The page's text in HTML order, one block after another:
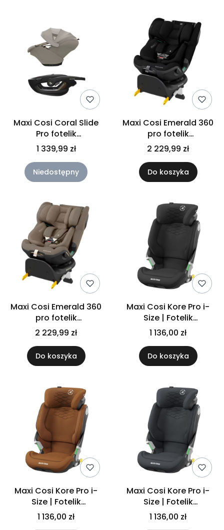
Maxi Cosi Coral Slide
Pro fotelik
samochodowy 0-13 kg
| Sapphire Sand
1 339,99 zł
Niedostępny
Maxi Cosi Emerald 360
pro fotelik
samochodowy | 0 - 36
kg | Authentic Black
2 229,99 zł
Do koszyka
Maxi Cosi Emerald 360
pro fotelik
samochodowy | 0 - 36
kg | Authentic Truffle
2 229,99 zł
Do koszyka
Maxi Cosi Kore Pro i-
Size | Fotelik
samochodowy 15-36kg
| Authentic Black
1 136,00 zł
Do koszyka
Maxi Cosi Kore Pro i-
Size | Fotelik
samochodowy 15-36kg
| Authentic Cognac
1 136,00 zł
Maxi Cosi Kore Pro i-
Size | Fotelik
samochodowy 15-36kg
| Authentic Graphite
1 136,00 zł